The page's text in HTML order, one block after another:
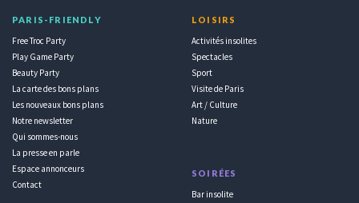
PARIS-FRIENDLY
Free Troc Party
Play Game Party
Beauty Party
La carte des bons plans
Les nouveaux bons plans
Notre newsletter
Qui sommes-nous
La presse en parle
Espace annonceurs
Contact
LOISIRS
Activités insolites
Spectacles
Sport
Visite de Paris
Art / Culture
Nature
SOIRÉES
Bar insolite